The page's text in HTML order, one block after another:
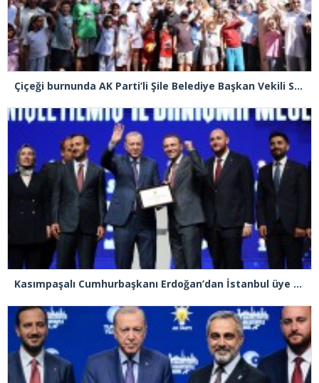
Çiçeği burnunda AK Parti’li Şile Belediye Başkan Vekili Sacit Terzi, teşkilatlarla piknikte buluştu
Kasımpaşalı Cumhurbaşkanı Erdoğan’dan İstanbul üye birincisi Beyoğlu İlçe Başkanı Kasım Fırat’a plaket